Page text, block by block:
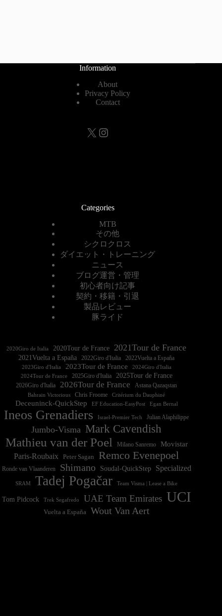
Information
About
Privacy Policy
Contact
X Instagram
Categories
MTB
その他
シクロクロス
ダイエット・トレーニング
ニュース
ブログ運営・管理
初心者向け記事
契約・移籍・引退
製品レビュー
豚ライド
2020Giro de Italia 2020Tour de France 2021Tour de France
2021Vuelta a España 2022Vuelta a España
2023Giro d'Italia 2023Tour de France
2024Tour de France
2025Giro d'Italia 2025Tour de France
2026Giro d'Italia 2026Tour de France Astana Qazaqstan
Bahrain Victorious Chris Froome Critérium du Dauphiné
Deceuninck-QuickStep EF Education-EasyPost Egan Bernal
Ineos Grenadiers Israel-Premier Tech Julian Alaphilippe
Jumbo-Visma Mark Cavendish
Mathieu van der Poel Milano Sanremo
Movistar
Paris-Roubaix
Peter Sagan Remco Evenepoel
Ronde van Vlaanderen Shimano Soudal-QuickStep Specialized
SRAM Tadej Pogačar Team Visma | Lease a Bike
Tom Pidcock Trek Segafredo UAE Team Emirates UCI
Vuelta a España Wout Van Aert